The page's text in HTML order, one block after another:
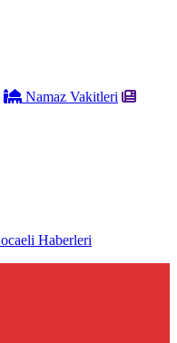
Namaz Vakitleri